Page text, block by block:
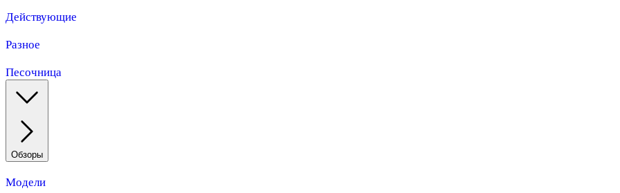
Действующие
Разное
Песочница
Обзоры
Модели